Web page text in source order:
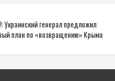
Украинский генерал предложил
план по «возвращению» Крыма